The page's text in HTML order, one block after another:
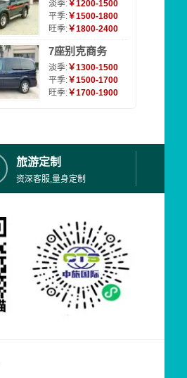
淡季:￥1200-1500
平季:￥1500-1800
旺季:￥1800-2400
7座别克商务
淡季:￥1300-1500
平季:￥1500-1700
旺季:￥1700-1900
旅游定制
资深客服,量身定制